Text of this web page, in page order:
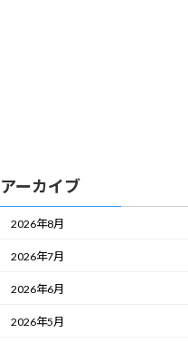
アーカイブ
2026年8月
2026年7月
2026年6月
2026年5月